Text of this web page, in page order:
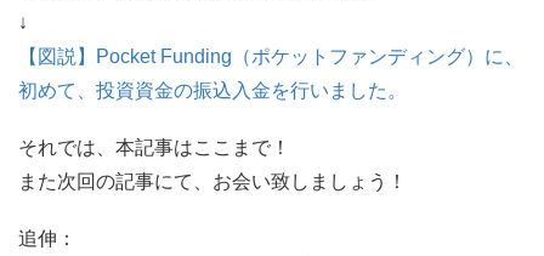
↓
【図説】Pocket Funding（ポケットファンディング）に、
初めて、投資資金の振込入金を行いました。
それでは、本記事はここまで！
また次回の記事にて、お会い致しましょう！
追伸：